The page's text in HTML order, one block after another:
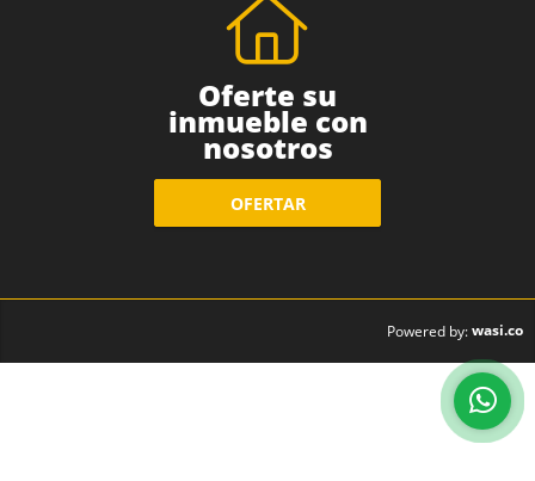
Oferte su
inmueble con
nosotros
OFERTAR
Powered by:wasi.co